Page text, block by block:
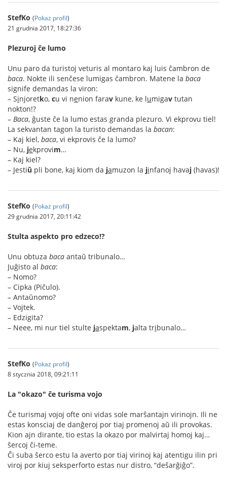
StefKo (Pokaż profil)
21 grudnia 2017, 18:27:36
Plezuroj ĉe lumo
Unu paro da turistoj veturis al montaro kaj luis ĉambron de
baca. Nokte ili senĉese lumigas ĉambron. Matene la baca
signife demandas la viron:
– Sinjoretko, cu vi nenion farav kune, ke lumigav tutan
nokton!?
– Baca, ĝuste ĉe la lumo estas granda plezuro. Vi ekprovu tiel!
La sekvantan tagon la turisto demandas la bacan:
– Kaj kiel, baca, vi ekprovis ĉe la lumo?
– Nu, jekprovim…
– Kaj kiel?
– Jestiŭ pli bone, kaj kiom da jamuzon la jinfanoj havaj (havas)!
StefKo (Pokaż profil)
29 grudnia 2017, 20:11:42
Stulta aspekto pro edzeco!?
Unu obtuza baca antaŭ tribunalo…
Juĝisto al baca:
– Nomo?
– Cipka (Piĉulo).
– Antaŭnomo?
– Vojtek.
– Edzigita?
– Neee, mi nur tiel stulte jaspektam, jalta tribunalo…
StefKo (Pokaż profil)
8 stycznia 2018, 09:21:11
La "okazo" ĉe turisma vojo
Ĉe turismaj vojoj ofte oni vidas sole marŝantajn virinojn. Ili ne
estas konsciaj de danĝeroj por tiaj promenoj aŭ ili provokas.
Kion ajn dirante, tio estas la okazo por malvirtaj homoj kaj…
ŝercoj ĉi-teme.
Ĉi suba ŝerco estu la averto por tiaj virinoj kaj atentigu ilin pri
viroj por kiuj seksperforto estas nur distro, “deŝarĝiĝo”.